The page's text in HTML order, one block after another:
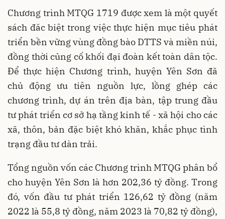
Chương trình MTQG 1719 được xem là một quyết
sách đăc biệt trong việc thực hiện mục tiêu phát
triển bền vững vùng đồng bào DTTS và miền núi,
đồng thời củng cố khối đại đoàn kết toàn dân tộc.
Để thực hiện Chương trình, huyện Yên Sơn đã
chủ động ưu tiên nguồn lực, lồng ghép các
chương trình, dự án trên địa bàn, tập trung đầu
tư phát triển cơ sở hạ tầng kinh tế - xã hội cho các
xã, thôn, bản đặc biệt khó khăn, khắc phục tình
trạng đầu tư dàn trải.
Tổng nguồn vốn các Chương trình MTQG phân bổ
cho huyện Yên Sơn là hơn 202,36 tỷ đồng. Trong
đó, vốn đầu tư phát triển 126,62 tỷ đồng (năm
2022 là 55,8 tỷ đồng, năm 2023 là 70,82 tỷ đồng),